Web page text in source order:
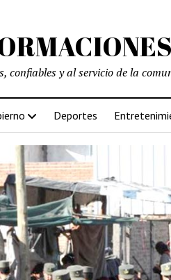
confiables y al servicio de la
Deportes